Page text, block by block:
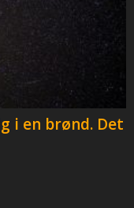
i en brønd. Det